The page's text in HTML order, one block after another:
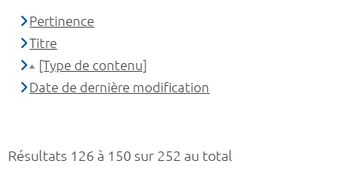
Résultats 126 à 150 sur 252 au total
Pertinence
Titre
[Type de contenu]
Date de dernière modification